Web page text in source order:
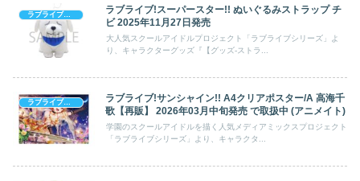
ラブライブシリーズ
ラブライブ!スーパースター!! ぬいぐるみストラップ チ
ビ 2025年11月27日発売
大人気スクールアイドルプロジェクト「ラブライブシリーズ」よ
り、キャラクターグッズ『【グッズ-ストラ...
ラブライブシリーズ
ラブライブ!サンシャイン!! A4クリアポスター/A 高海千
歌【再販】 2026年03月中旬発売 で取扱中 (アニメイト)
学園のスクールアイドルを描く人気メディアミックスプロジェクト
「ラブライブシリーズ」より、キャラクタ...